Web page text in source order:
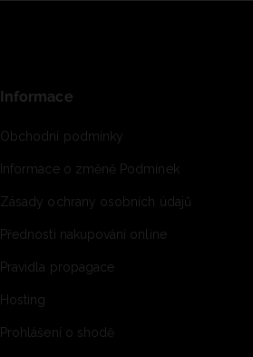
Informace
Obchodní podmínky
Informace o změně Podmínek
Zásady ochrany osobních údajů
Přednosti nakupování online
Pravidla propagace
Hosting
Prohlášení o shodě